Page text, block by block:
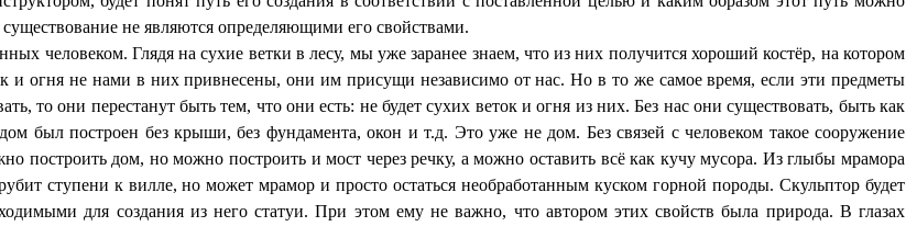
существование не являются определяющими его свойствами.
человеком. Глядя на сухие ветки в лесу, мы уже заранее знаем, что из них получится хороший костёр, на котором
и огня не нами в них привнесены, они им присущи независимо от нас. Но в то же самое время, если эти предметы
то они перестанут быть тем, что они есть: не будет сухих веток и огня из них. Без нас они существовать, быть как
был построен без крыши, без фундамента, окон и т.д. Это уже не дом. Без связей с человеком такое сооружение
построить дом, но можно построить и мост через речку, а можно оставить всё как кучу мусора. Из глыбы мрамора
ступени к вилле, но может мрамор и просто остаться необработанным куском горной породы. Скульптор будет
для создания из него статуи. При этом ему не важно, что автором этих свойств была природа. В глазах